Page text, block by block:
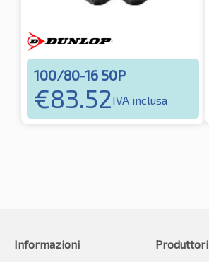
100/80-16 50P
€83.52IVA inclusa
Informazioni
Produttori